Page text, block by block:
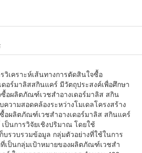
วิเคราะห์เส้นทางการตัดสินใจซื้อ
อร์มาลิสสกินแคร์ มีวัตถุประสงค์เพื่อศึกษา
อผลิตภัณฑ์เวชสำอางเดอร์มาลิส สกิน
ความสอดคล้องระหว่างโมเดลโครงสร้าง
อผลิตภัณฑ์เวชสำอางเดอร์มาลิส สกินแคร์
ป็นการวิจัยเชิงปริมาณ โดยใช้
บรวบรวมข้อมูล กลุ่มตัวอย่างที่ใช้ในการ
เป็นกลุ่มเป้าหมายของผลิตภัณฑ์เวชสำ